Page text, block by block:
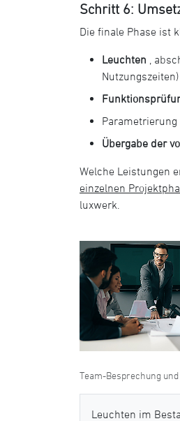
Schritt 6:
Die finale Phase ist
Leuchten
,
Nutzungszeiten)
Parametrierung
Übergabe der
Welche Leistungen
einzelnen
luxwerk.
Team-Besprechung
Leuchten im